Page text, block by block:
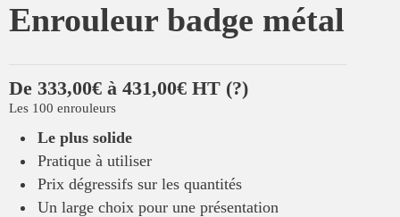
Enrouleur badge métal
De 333,00€ à 431,00€ HT (?)
Les 100 enrouleurs
Le plus solide
Pratique à utiliser
Prix dégressifs sur les quantités
Un large choix pour une présentation